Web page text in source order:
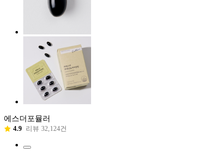
에스더포뮬러
4.9 리뷰 32,124건